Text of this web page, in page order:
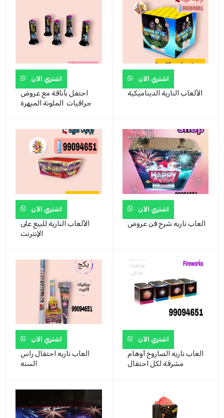
اشتري الآن
احتفل بأناقة مع عروض
جراقيات الملونة المبهرة
اشتري الآن
الألعاب النارية الديناميكية
اشتري الآن
الألعاب النارية للبيع على
الإنترنت
اشتري الآن
العاب ناريه شرح فن عروض
اشتري الآن
العاب ناريه احتفال راس
السنه
اشتري الآن
العاب ناريه الصاروخ أوهام
مشرقة لكل احتفال